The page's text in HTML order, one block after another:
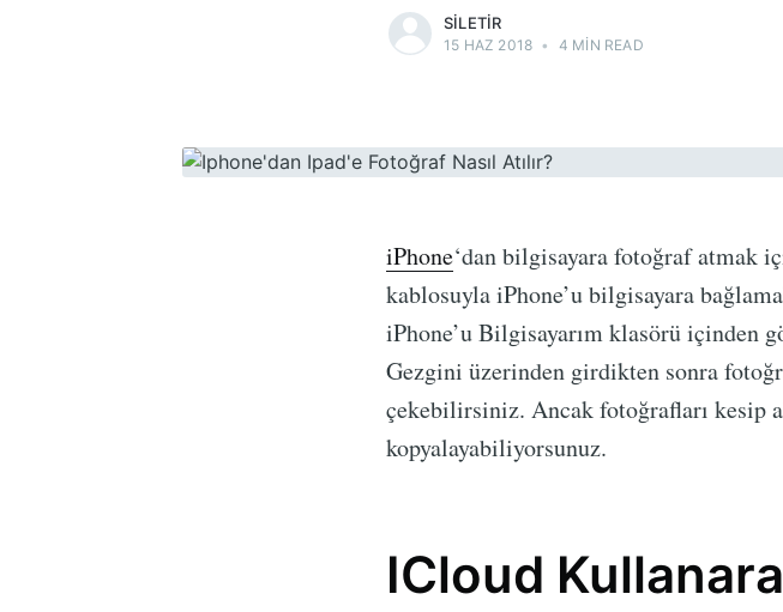
SILETIR
15 HAZ 2018 • 4 MIN READ
iPhone‘dan bilgisayara fotoğraf atmak
kablosuyla iPhone’u bilgisayara
iPhone’u Bilgisayarım klasörü içinden
Gezgini üzerinden girdikten sonra
çekebilirsiniz. Ancak fotoğrafları kesip
kopyalayabiliyorsunuz.
ICloud